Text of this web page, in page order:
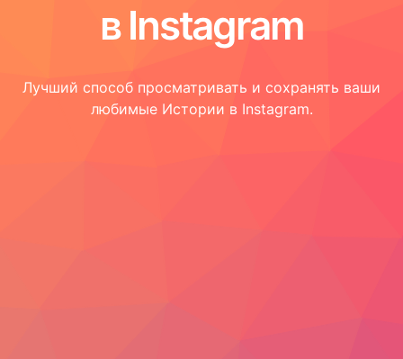
Катушки
Фото профиля
в Instagram
Лучший способ просматривать и сохранять ваши
любимые Истории в Instagram.